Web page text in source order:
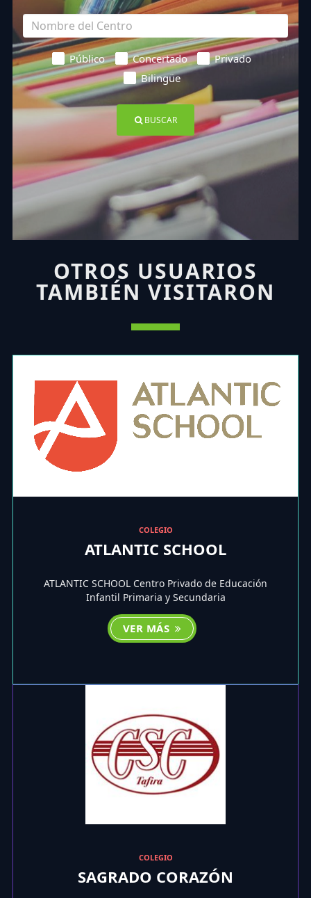
Público Concertado
Privado
Bilingüe
BUSCAR
OTROS USUARIOS
TAMBIÉN VISITARON
COLEGIO
ATLANTIC SCHOOL
ATLANTIC SCHOOL Centro Privado de Educación
Infantil Primaria y Secundaria
VER MÁS
COLEGIO
SAGRADO CORAZÓN